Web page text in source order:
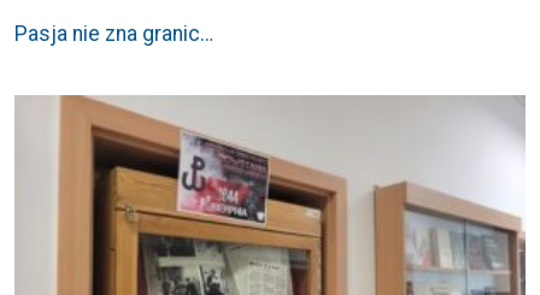
Pasja nie zna granic…